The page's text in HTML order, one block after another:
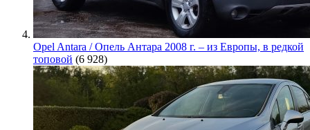
Opel Antara / Опель Антара 2008 г. – из Европы, в редкой
топовой (6 928)